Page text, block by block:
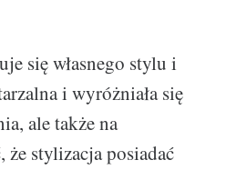
się własnego stylu i
i wyróżniała się
ale także na
stylizacja posiadać